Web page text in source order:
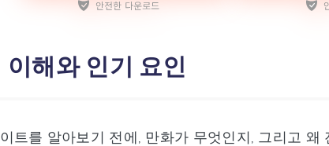
이해와 인기 요인
트를 알아보기 전에, 만화가 무엇인지, 그리고